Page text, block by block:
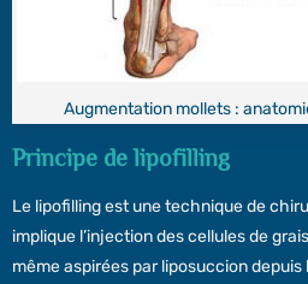
Augmentation mollets :
Principe de lipofilling
Le lipofilling est une technique de
implique l’injection des cellules de
même aspirées par liposuccion depuis